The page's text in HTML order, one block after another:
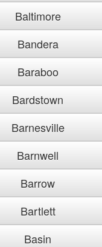
Baltimore
Bandera
Baraboo
Bardstown
Barnesville
Barnwell
Barrow
Bartlett
Basin